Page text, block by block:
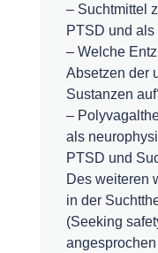
– Suchtmittel
PTSD und
– Welche
Absetzen der
Sustanzen
–
als
PTSD und
Des weiteren
in der
(Seeking